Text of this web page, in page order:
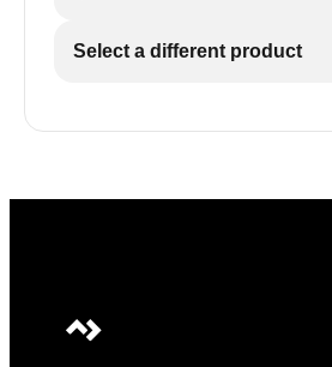
Select a different product